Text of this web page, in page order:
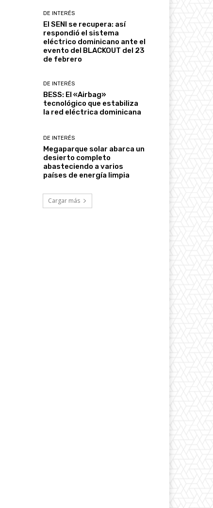
DE INTERÉS
El SENI se recupera: así
respondió el sistema
eléctrico dominicano ante el
evento del BLACKOUT del 23
de febrero
DE INTERÉS
BESS: El «Airbag»
tecnológico que estabiliza
la red eléctrica dominicana
DE INTERÉS
Megaparque solar abarca un
desierto completo
abasteciendo a varios
países de energía limpia
Cargar más